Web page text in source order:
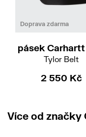
Doprava zdarma
ML
pásek Carhartt
Tylor Belt
2 550 Kč
Více od značky